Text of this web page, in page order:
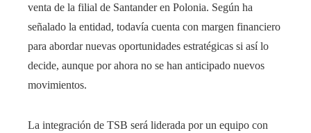
venta de la filial de Santander en Polonia. Según ha
señalado la entidad, todavía cuenta con margen financiero
para abordar nuevas oportunidades estratégicas si así lo
decide, aunque por ahora no se han anticipado nuevos
movimientos.
La integración de TSB será liderada por un equipo con